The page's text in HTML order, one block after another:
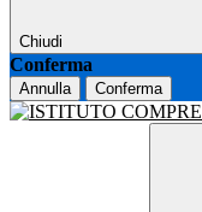
Chiudi
Conferma
Annulla Conferma